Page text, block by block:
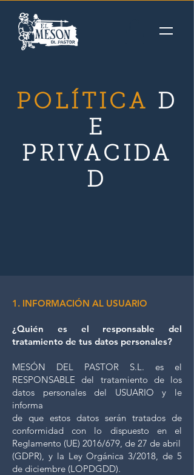
POLÍTICA D
E
PRIVACIDA
D
1. INFORMACIÓN AL USUARIO
¿Quién es el responsable del
tratamiento de tus datos personales?
MESÓN DEL PASTOR S.L. es el
RESPONSABLE del tratamiento de los
datos personales del USUARIO y le
informa
de que estos datos serán tratados de
conformidad con lo dispuesto en el
Reglamento (UE) 2016/679, de 27 de abril
(GDPR), y la Ley Orgánica 3/2018, de 5
de diciembre (LOPDGDD).